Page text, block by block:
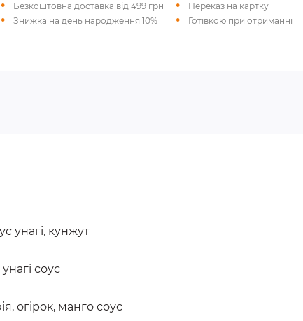
Безкоштовна доставка від 499 грн
Знижка на день народження 10%
Переказ на картку
Готівкою при отриманні
унагі, кунжут
соус
огірок, манго соус